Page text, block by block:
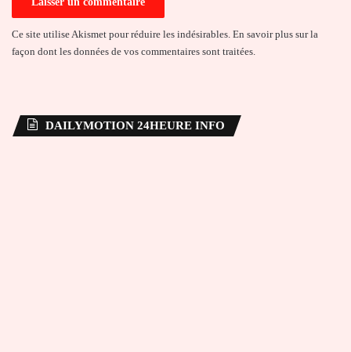
Ce site utilise Akismet pour réduire les indésirables. En savoir plus sur la
façon dont les données de vos commentaires sont traitées
DAILYMOTION 24HEURE INFO